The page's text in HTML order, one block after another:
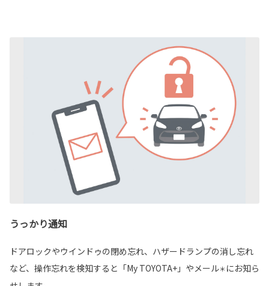
うっかり通知
ドアロックやウインドゥの閉め忘れ、ハザードランプの消し忘れ
など、操作忘れを検知すると「My TOYOTA+」やメール＊ にお知ら